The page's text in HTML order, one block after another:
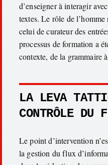
d’enseigner à interagir
textes. Le rôle de l’homme
celui de curateur des
processus de formation a
contexte, de la grammaire
LA LEVA
CONTRÔLE DU
Le point d’intervention
la gestion du flux